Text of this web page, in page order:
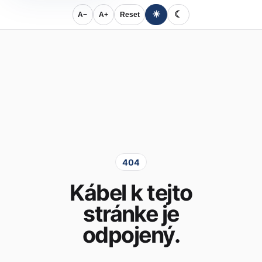
A− A+ Reset ☀ ☾
404
Kábel k tejto
stránke je
odpojený.